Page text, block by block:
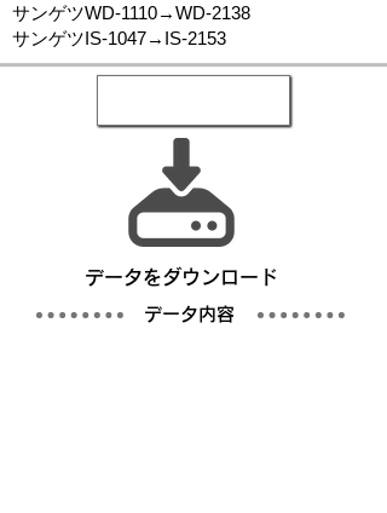
サンゲツWD-1110→WD-2138
サンゲツIS-1047→IS-2153
​データをダウンロード
​データ内容